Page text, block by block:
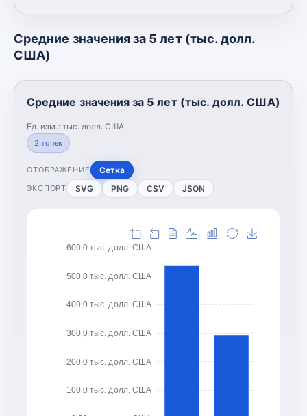
Средние значения за 5 лет (тыс. долл.
США)
Средние значения за 5 лет (тыс. долл. США)
Ед. изм.: тыс. долл. США
2 точек
ОТОБРАЖЕНИЕ Сетка
ЭКСПОРТ SVG PNG CSV JSON
100,0 тыс. долл. США
200,0 тыс. долл. США
300,0 тыс. долл. США
400,0 тыс. долл. США
500,0 тыс. долл. США
600,0 тыс. долл. США